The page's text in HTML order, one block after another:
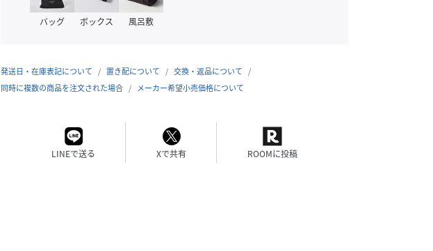
バッグ ボックス 風呂敷
発送日・在庫表記について 置き配について
交換・返品について
同時に複数の商品を注文された場合
メーカー希望小売価格について
LINEで送る Xで共有 ROOMに投稿